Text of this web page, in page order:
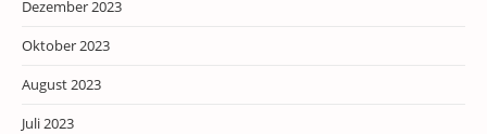
Dezember 2023
Oktober 2023
August 2023
Juli 2023